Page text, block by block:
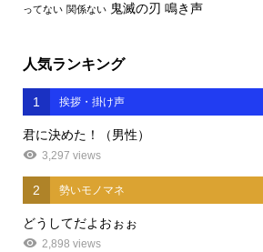
ってない 関係ない 鬼滅の刃 鳴き声
人気ランキング
1 挨拶・掛け声
君に決めた！（男性）
3,297 views
2 勢いモノマネ
どうしてだよおぉぉ
2,898 views